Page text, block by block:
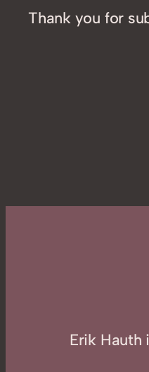
Thank you for
Erik Hauth